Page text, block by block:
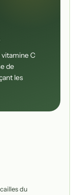
vitamine C
de
les
du